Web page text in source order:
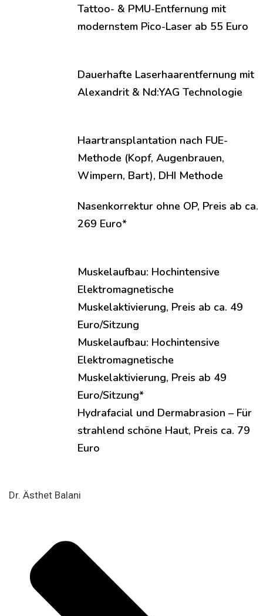
Tattoo- & PMU-Entfernung mit
modernstem Pico-Laser ab 55 Euro
Dauerhafte Laserhaarentfernung mit
Alexandrit & Nd:YAG Technologie
Haartransplantation nach FUE-
Methode (Kopf, Augenbrauen,
Wimpern, Bart), DHI Methode
Nasenkorrektur ohne OP, Preis ab ca.
269 Euro*
Muskelaufbau: Hochintensive
Elektromagnetische
Muskelaktivierung, Preis ab ca. 49
Euro/Sitzung
Muskelaufbau: Hochintensive
Elektromagnetische
Muskelaktivierung, Preis ab 49
Euro/Sitzung*
Hydrafacial und Dermabrasion – Für
strahlend schöne Haut, Preis ca. 79
Euro
Dr. Ästhet Balani